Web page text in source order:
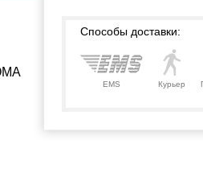
Способы доставки:
EMS Курьер